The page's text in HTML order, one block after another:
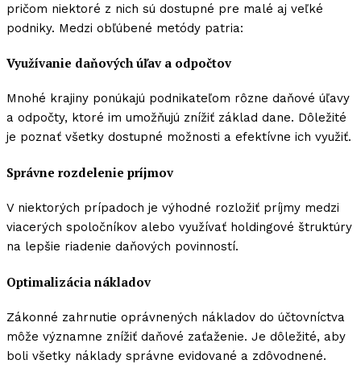
pričom niektoré z nich sú dostupné pre malé aj veľké
podniky. Medzi obľúbené metódy patria:
Využívanie daňových úľav a odpočtov
Mnohé krajiny ponúkajú podnikateľom rôzne daňové úľavy
a odpočty, ktoré im umožňujú znížiť základ dane. Dôležité
je poznať všetky dostupné možnosti a efektívne ich využiť.
Správne rozdelenie príjmov
V niektorých prípadoch je výhodné rozložiť príjmy medzi
viacerých spoločníkov alebo využívať holdingové štruktúry
na lepšie riadenie daňových povinností.
Optimalizácia nákladov
Zákonné zahrnutie oprávnených nákladov do účtovníctva
môže významne znížiť daňové zaťaženie. Je dôležité, aby
boli všetky náklady správne evidované a zdôvodnené.